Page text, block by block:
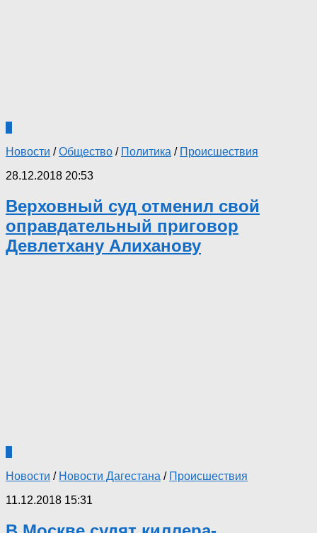
Новости /Общество / Политика / Происшествия
28.12.2018 20:53
Верховный суд отменил свой
оправдательный приговор
Девлетхану Алиханову
Новости / Новости Дагестана / Происшествия
11.12.2018 15:31